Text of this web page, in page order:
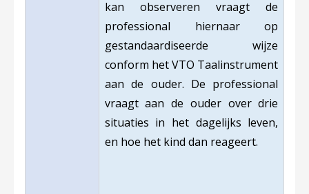
kan observeren vraagt de
professional hiernaar op
gestandaardiseerde wijze
conform het VTO Taalinstrument
aan de ouder. De professional
vraagt aan de ouder over drie
situaties in het dagelijks leven,
en hoe het kind dan reageert.